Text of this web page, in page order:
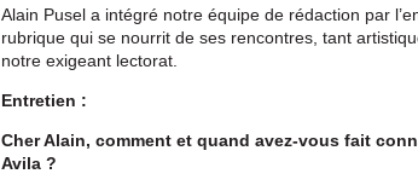
Alain Pusel a intégré notre équipe de rédaction par
rubrique qui se nourrit de ses rencontres, tant
notre exigeant lectorat.
Entretien :
Cher Alain, comment et quand avez-vous fait
Avila ?